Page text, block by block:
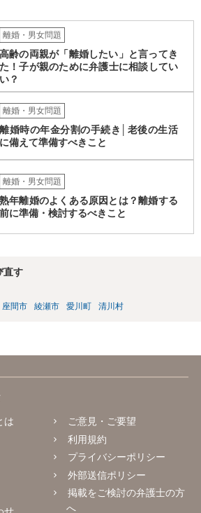
離婚・男女問題
高齢の両親が「離婚したい」と言ってき
た！子が親のために弁護士に相談してい
い？
離婚・男女問題
離婚時の年金分割の手続き│老後の生活
に備えて準備すべきこと
離婚・男女問題
熟年離婚のよくある原因とは？離婚する
前に準備・検討するべきこと
直す
座間市 綾瀬市 愛川町 清川村
は
ご意見・ご要望
利用規約
プライバシーポリシー
外部送信ポリシー
掲載をご検討の弁護士の方
へ